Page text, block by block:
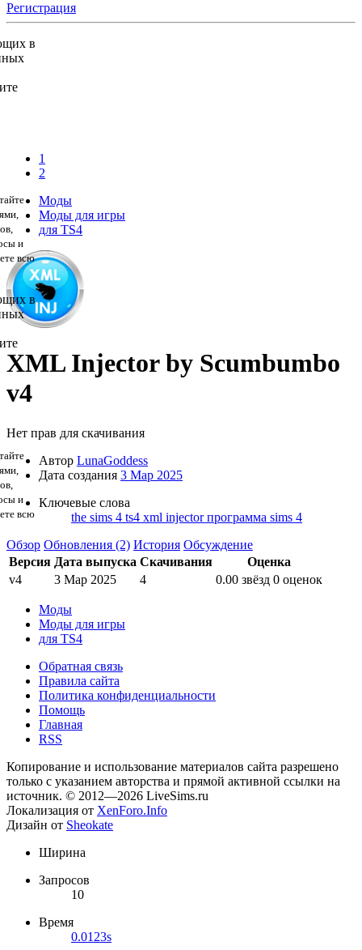
Регистрация
в
и
всю
в
и
всю
1
2
Моды
Моды для игры
для TS4
XML Injector by Scumbumbo
v4
Нет прав для скачивания
Автор LunaGoddess
Дата создания 3 Мар 2025
Ключевые слова
the sims 4 ts4 xml injectorпрограмма sims 4
Обзор Обновления (2) История Обсуждение
Версия Дата выпуска Скачивания
Оценка
v4
3 Мар 2025 4 0.00 звёзд 0 оценок
Моды
Моды для игры
для TS4
Обратная связь
Правила сайта
Политика конфиденциальности
Помощь
Главная
RSS
Копирование и использование материалов сайта разрешено
только с указанием авторства и прямой активной ссылки на
источник. © 2012—2026 LiveSims.ru
Локализация от XenForo.Info
Дизайн от Sheokate
Ширина
Запросов
10
Время
0.0123s